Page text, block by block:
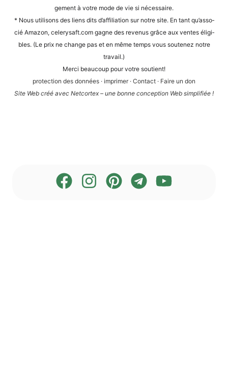
ge­ment à vot­re mode de vie si nécessaire.
* Nous uti­li­sons des liens dits d’af­fi­lia­ti­on sur not­re site. En tant qu’as­so­
cié Ama­zon, cele​ry​saft​.com gagne des reve­nus grâce aux ven­tes éli­gi­
bles. (Le prix ne chan­ge pas et en même temps vous sou­te­n­ez not­re
travail.)
Mer­ci beau­coup pour vot­re soutient!
pro­tec­tion des don­nées · impri­mer· Cont­act · Fai­re un don
Site Web créé avec Net­cortex – une bon­ne con­cep­ti­on Web simplifiée !